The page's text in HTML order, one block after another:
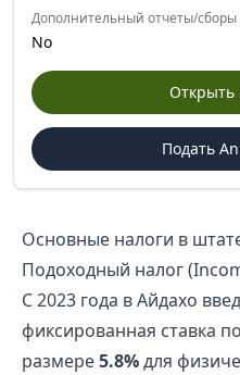
Дополнительный отчеты/
No
Подать
Основные налоги в
Подоходный налог
С 2023 года в Айдахо
фиксированная ставка
размере5.8%для